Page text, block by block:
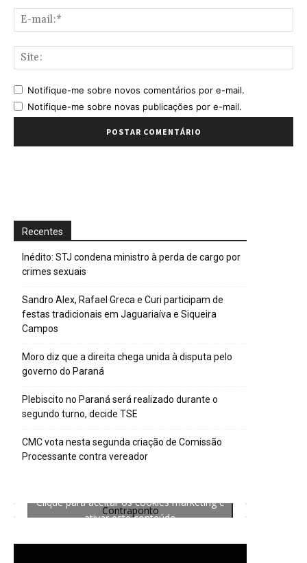
Notifique-me sobre novos comentários por e-mail.
Notifique-me sobre novas publicações por e-mail.
Recentes
Inédito: STJ condena ministro à perda de cargo por
crimes sexuais
Sandro Alex, Rafael Greca e Curi participam de
festas tradicionais em Jaguariaíva e Siqueira
Campos
Moro diz que a direita chega unida à disputa pelo
governo do Paraná
Plebiscito no Paraná será realizado durante o
segundo turno, decide TSE
CMC vota nesta segunda criação de Comissão
Processante contra vereador
Contraponto
Clique para aceitar os cookies marketing e
ativar este conteúdo